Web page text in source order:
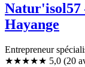
Natur'isol57
Hayange
Entrepreneur
★★★★★ 5,0 (20